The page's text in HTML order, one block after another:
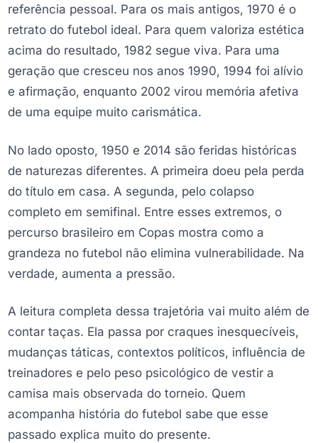
referência pessoal. Para os mais antigos, 1970 é o
retrato do futebol ideal. Para quem valoriza estética
acima do resultado, 1982 segue viva. Para uma
geração que cresceu nos anos 1990, 1994 foi alívio
e afirmação, enquanto 2002 virou memória afetiva
de uma equipe muito carismática.
No lado oposto, 1950 e 2014 são feridas históricas
de naturezas diferentes. A primeira doeu pela perda
do título em casa. A segunda, pelo colapso
completo em semifinal. Entre esses extremos, o
percurso brasileiro em Copas mostra como a
grandeza no futebol não elimina vulnerabilidade. Na
verdade, aumenta a pressão.
A leitura completa dessa trajetória vai muito além de
contar taças. Ela passa por craques inesquecíveis,
mudanças táticas, contextos políticos, influência de
treinadores e pelo peso psicológico de vestir a
camisa mais observada do torneio. Quem
acompanha história do futebol sabe que esse
passado explica muito do presente.